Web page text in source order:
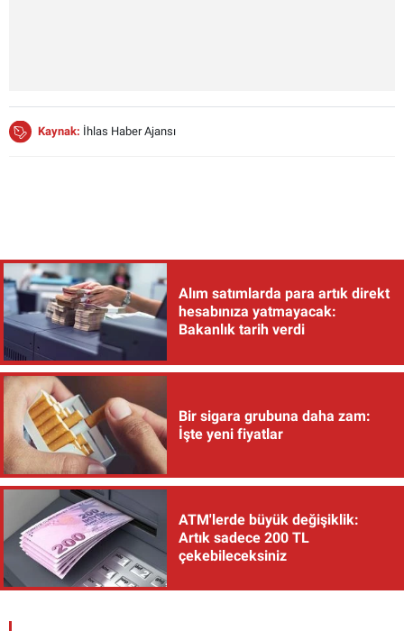
Kaynak: İhlas Haber Ajansı
Alım satımlarda para artık direkt
hesabınıza yatmayacak:
Bakanlık tarih verdi
Bir sigara grubuna daha zam:
İşte yeni fiyatlar
ATM'lerde büyük değişiklik:
Artık sadece 200 TL
çekebileceksiniz